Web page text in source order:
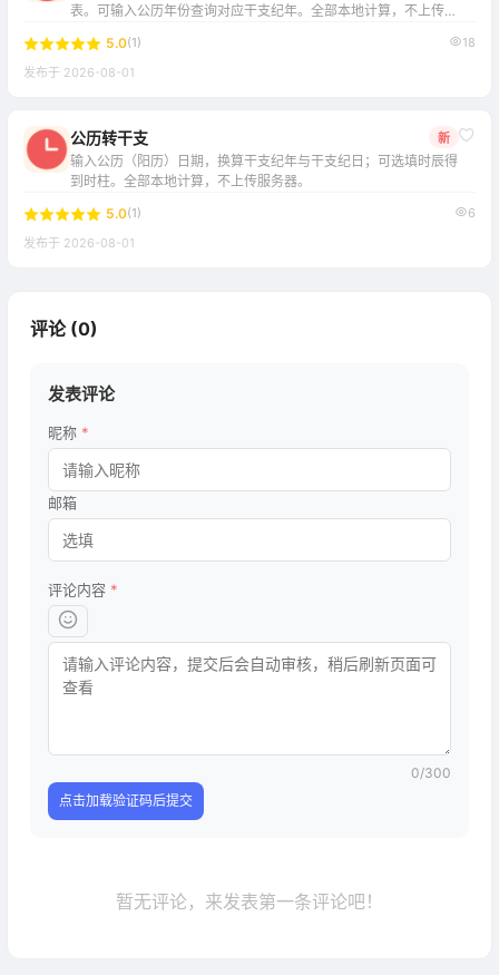
表。可输入公历年份查询对应干支纪年。全部本地计算，不上传服
5.0(1)
18
发布于 2026-08-01
公历转干支 新
输入公历（阳历）日期，换算干支纪年与干支纪日；可选填时辰得
到时柱。全部本地计算，不上传服务器。
5.0(1)
6
发布于 2026-08-01
评论 (0)
发表评论
昵称 *
邮箱
评论内容 *
0/300
点击加载验证码后提交
暂无评论，来发表第一条评论吧！